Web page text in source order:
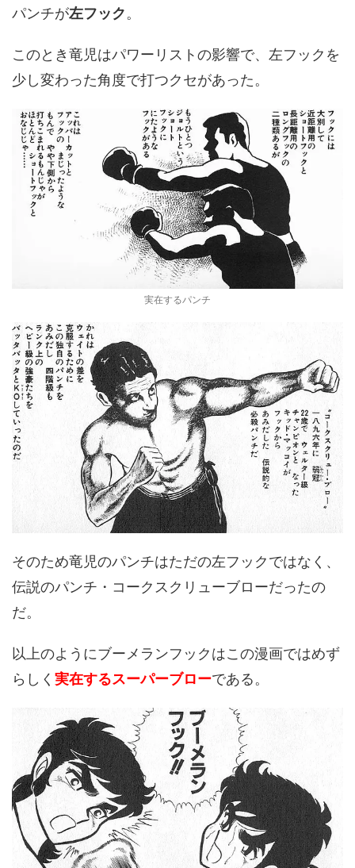
パンチが左フック。
このとき竜児はパワーリストの影響で、左フックを
少し変わった角度で打つクセがあった。
実在するパンチ
そのため竜児のパンチはただの左フックではなく、
伝説のパンチ・コークスクリューブローだったの
だ。
以上のようにブーメランフックはこの漫画ではめず
らしく 実在するスーパーブローである。